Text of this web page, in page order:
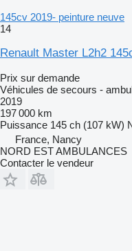
145cv 2019- peinture neuve
14
Renault Master L2h2
Prix sur demande
Véhicules de secours -
2019
197 000 km
Puissance 145 ch (107 kW)
France, Nancy
NORD EST AMBULANCES
Contacter le vendeur